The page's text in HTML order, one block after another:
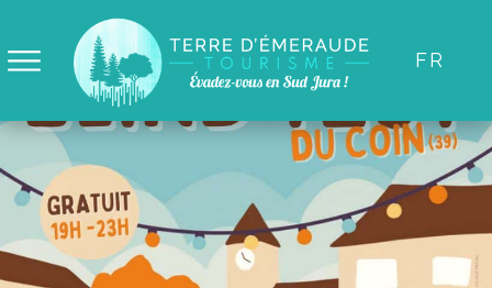
FR
Panneau de gestion des cookies